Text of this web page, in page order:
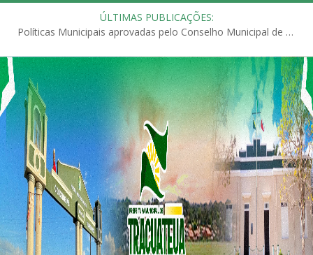
ÚLTIMAS PUBLICAÇÕES:
Políticas Municipais aprovadas pelo Conselho Municipal de Educação (CME)